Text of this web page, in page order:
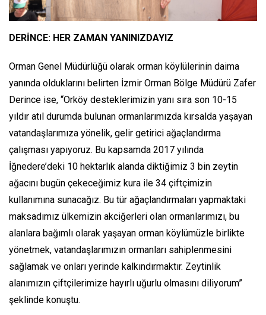
DERİNCE: HER ZAMAN YANINIZDAYIZ
Orman Genel Müdürlüğü olarak orman köylülerinin daima
yanında olduklarını belirten İzmir Orman Bölge Müdürü Zafer
Derince ise, “Orköy desteklerimizin yanı sıra son 10-15
yıldır atıl durumda bulunan ormanlarımızda kırsalda yaşayan
vatandaşlarımıza yönelik, gelir getirici ağaçlandırma
çalışması yapıyoruz. Bu kapsamda 2017 yılında
İğnedere’deki 10 hektarlık alanda diktiğimiz 3 bin zeytin
ağacını bugün çekeceğimiz kura ile 34 çiftçimizin
kullanımına sunacağız. Bu tür ağaçlandırmaları yapmaktaki
maksadımız ülkemizin akciğerleri olan ormanlarımızı, bu
alanlara bağımlı olarak yaşayan orman köylümüzle birlikte
yönetmek, vatandaşlarımızın ormanları sahiplenmesini
sağlamak ve onları yerinde kalkındırmaktır. Zeytinlik
alanımızın çiftçilerimize hayırlı uğurlu olmasını diliyorum”
şeklinde konuştu.